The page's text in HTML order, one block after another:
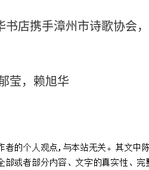
书店携手漳州市诗歌协会
莹，赖旭华